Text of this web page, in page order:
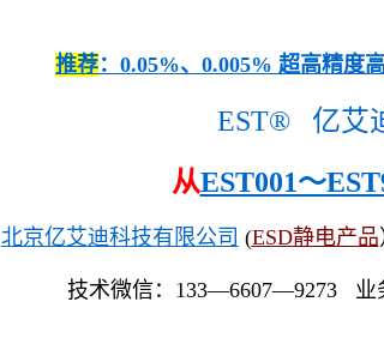
推荐：0.05%、0.005% 超高精度
EST® 亿艾
从EST001～
北京亿艾迪科技有限公司 (ESD静电产品
技术微信：133—6607—9273 业